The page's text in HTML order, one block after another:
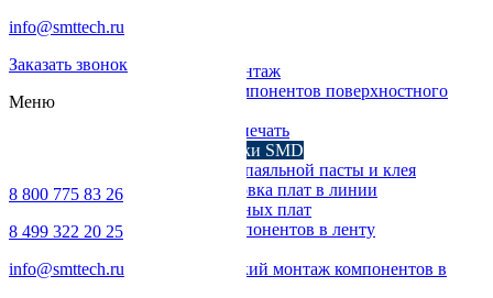
info@smttech.ru
Заказать звонок
Меню
8 800 775 83 26
8 499 322 20 25
info@smttech.ru
Поверхностный монтаж
Установка компонентов поверхностного
Трафаретная печать
Печи для пайки SMD
Дозирование паяльной пасты и клея
Транспортировка плат в линии
Ремонт печатных плат
Упаковка компонентов в ленту
Автоматический монтаж компонентов в